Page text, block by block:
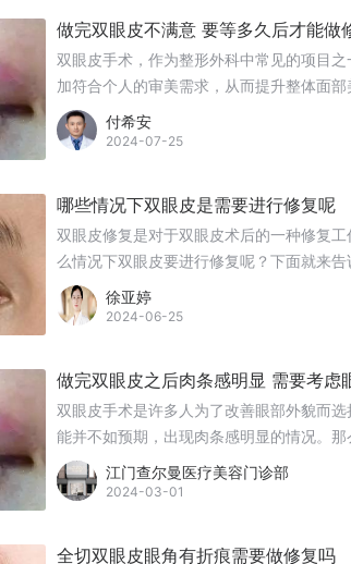
做完双眼皮不满意 要等多久后才能做
双眼皮手术，作为整形外科中常见的项目
加符合个人的审美需求，从而提升整体面
确定性，有时术后效果可能并未完全达到
行修复手术以改善不满意之处。那么，双
付希安
2024-07-25
哪些情况下双眼皮是需要进行修复呢
双眼皮修复是对于双眼皮术后的一种修复
么情况下双眼皮要进行修复呢？下面就来告
徐亚婷
2024-06-25
做完双眼皮之后肉条感明显 需要考虑
双眼皮手术是许多人为了改善眼部外貌而
能并不如预期，出现肉条感明显的情况。
修复手术呢？江门查尔曼医疗美容门诊部
2024-03-01
全切双眼皮眼角有折痕需要做修复吗